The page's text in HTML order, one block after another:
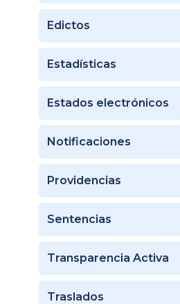
Edictos
Estadísticas
Estados electrónicos
Notificaciones
Providencias
Sentencias
Transparencia Activa
Traslados